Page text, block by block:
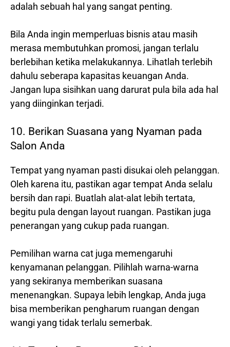
adalah sebuah hal yang sangat penting.
Bila Anda ingin memperluas bisnis atau masih
merasa membutuhkan promosi, jangan terlalu
berlebihan ketika melakukannya. Lihatlah terlebih
dahulu seberapa kapasitas keuangan Anda.
Jangan lupa sisihkan uang darurat pula bila ada hal
yang diinginkan terjadi.
10. Berikan Suasana yang Nyaman pada
Salon Anda
Tempat yang nyaman pasti disukai oleh pelanggan.
Oleh karena itu, pastikan agar tempat Anda selalu
bersih dan rapi. Buatlah alat-alat lebih tertata,
begitu pula dengan layout ruangan. Pastikan juga
penerangan yang cukup pada ruangan.
Pemilihan warna cat juga memengaruhi
kenyamanan pelanggan. Pilihlah warna-warna
yang sekiranya memberikan suasana
menenangkan. Supaya lebih lengkap, Anda juga
bisa memberikan pengharum ruangan dengan
wangi yang tidak terlalu semerbak.